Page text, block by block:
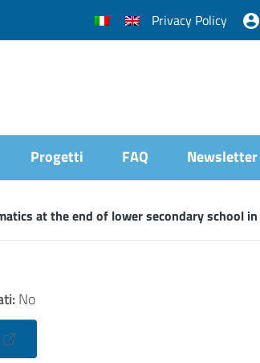
Privacy Policy
Progetti FAQ Newsletter
at the end of lower secondary school
No